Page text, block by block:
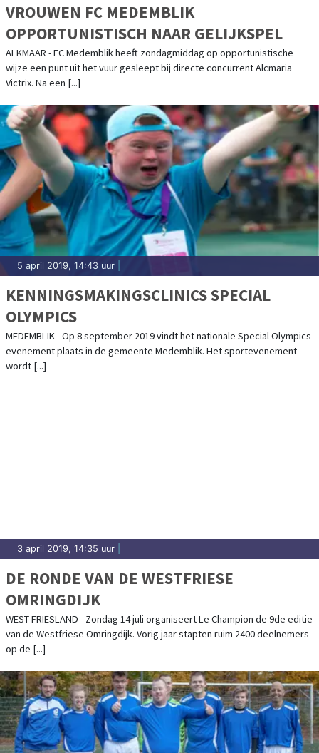
VROUWEN FC MEDEMBLIK
OPPORTUNISTISCH NAAR GELIJKSPEL
ALKMAAR - FC Medemblik heeft zondagmiddag op opportunistische
wijze een punt uit het vuur gesleept bij directe concurrent Alcmaria
Victrix. Na een [...]
5 april 2019, 14:43 uur
KENNINGSMAKINGSCLINICS SPECIAL
OLYMPICS
MEDEMBLIK - Op 8 september 2019 vindt het nationale Special Olympics
evenement plaats in de gemeente Medemblik. Het sportevenement
wordt [...]
3 april 2019, 14:35 uur
DE RONDE VAN DE WESTFRIESE
OMRINGDIJK
WEST-FRIESLAND - Zondag 14 juli organiseert Le Champion de 9de editie
van de Westfriese Omringdijk. Vorig jaar stapten ruim 2400 deelnemers
op de [...]